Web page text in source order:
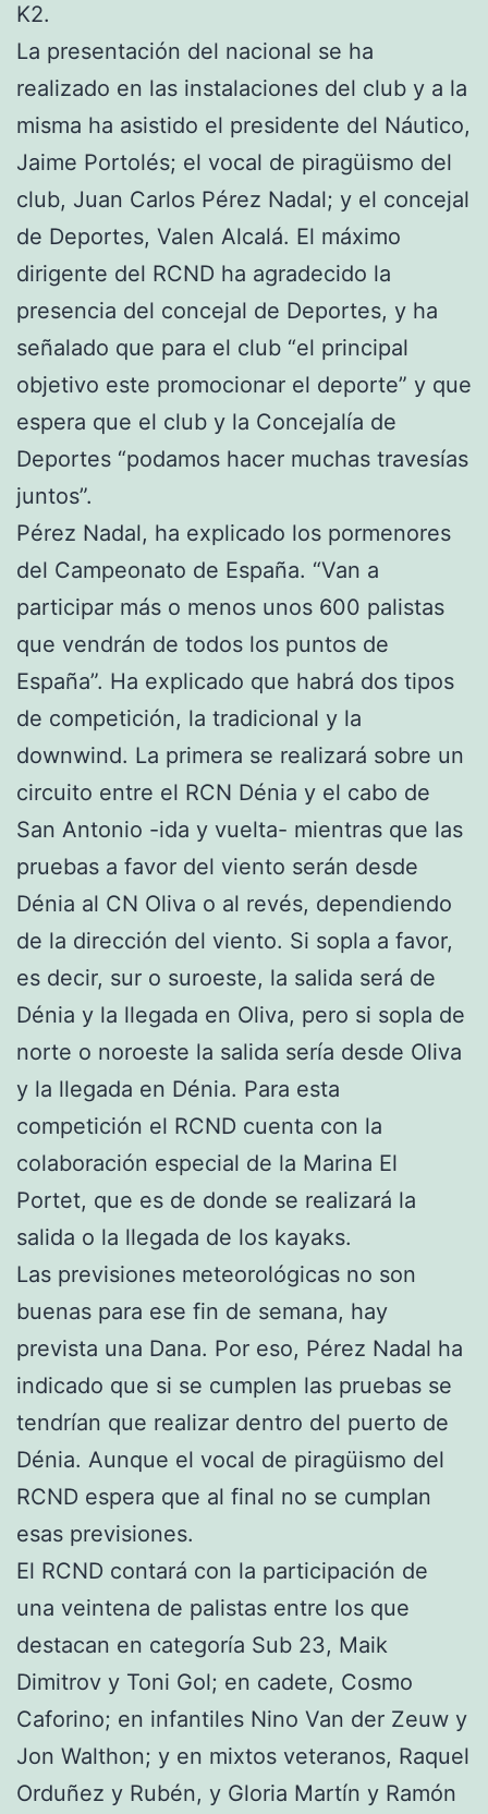
K2.
La presentación del nacional se ha
realizado en las instalaciones del club y a la
misma ha asistido el presidente del Náutico,
Jaime Portolés; el vocal de piragüismo del
club, Juan Carlos Pérez Nadal; y el concejal
de Deportes, Valen Alcalá. El máximo
dirigente del RCND ha agradecido la
presencia del concejal de Deportes, y ha
señalado que para el club “el principal
objetivo este promocionar el deporte” y que
espera que el club y la Concejalía de
Deportes “podamos hacer muchas travesías
juntos”.
Pérez Nadal, ha explicado los pormenores
del Campeonato de España. “Van a
participar más o menos unos 600 palistas
que vendrán de todos los puntos de
España”. Ha explicado que habrá dos tipos
de competición, la tradicional y la
downwind. La primera se realizará sobre un
circuito entre el RCN Dénia y el cabo de
San Antonio -ida y vuelta- mientras que las
pruebas a favor del viento serán desde
Dénia al CN Oliva o al revés, dependiendo
de la dirección del viento. Si sopla a favor,
es decir, sur o suroeste, la salida será de
Dénia y la llegada en Oliva, pero si sopla de
norte o noroeste la salida sería desde Oliva
y la llegada en Dénia. Para esta
competición el RCND cuenta con la
colaboración especial de la Marina El
Portet, que es de donde se realizará la
salida o la llegada de los kayaks.
Las previsiones meteorológicas no son
buenas para ese fin de semana, hay
prevista una Dana. Por eso, Pérez Nadal ha
indicado que si se cumplen las pruebas se
tendrían que realizar dentro del puerto de
Dénia. Aunque el vocal de piragüismo del
RCND espera que al final no se cumplan
esas previsiones.
El RCND contará con la participación de
una veintena de palistas entre los que
destacan en categoría Sub 23, Maik
Dimitrov y Toni Gol; en cadete, Cosmo
Caforino; en infantiles Nino Van der Zeuw y
Jon Walthon; y en mixtos veteranos, Raquel
Orduñez y Rubén, y Gloria Martín y Ramón